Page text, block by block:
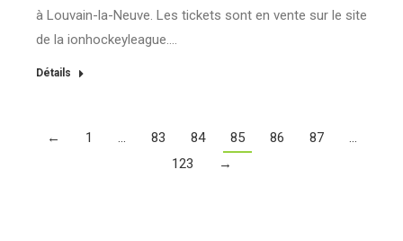
à Louvain-la-Neuve. Les tickets sont en vente sur le site
de la ionhockeyleague.…
Détails
← 1 … 83 84 85 86 87
…
123
→